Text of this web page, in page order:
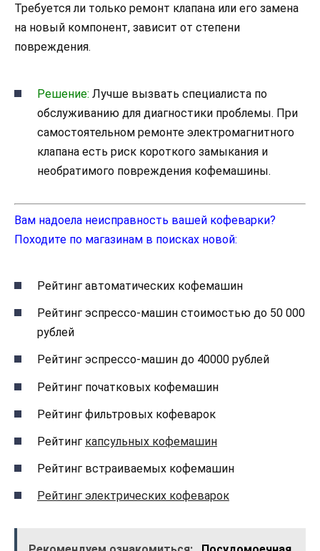
Требуется ли только ремонт клапана или его замена
на новый компонент, зависит от степени
повреждения.
Решение: Лучше вызвать специалиста по
обслуживанию для диагностики проблемы. При
самостоятельном ремонте электромагнитного
клапана есть риск короткого замыкания и
необратимого повреждения кофемашины.
Вам надоела неисправность вашей кофеварки?
Походите по магазинам в поисках новой:
Рейтинг автоматических кофемашин
Рейтинг эспрессо-машин стоимостью до 50 000
рублей
Рейтинг эспрессо-машин до 40000 рублей
Рейтинг початковых кофемашин
Рейтинг фильтровых кофеварок
Рейтинг капсульных кофемашин
Рейтинг встраиваемых кофемашин
Рейтинг электрических кофеварок